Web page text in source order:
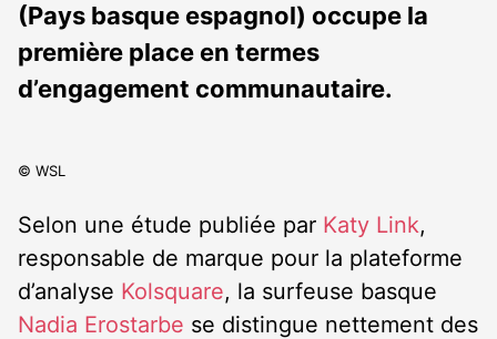
(Pays basque espagnol) occupe la
première place en termes
d’engagement communautaire.
© WSL
Selon une étude publiée par Katy Link,
responsable de marque pour la plateforme
d’analyse Kolsquare, la surfeuse basque
Nadia Erostarbe se distingue nettement des